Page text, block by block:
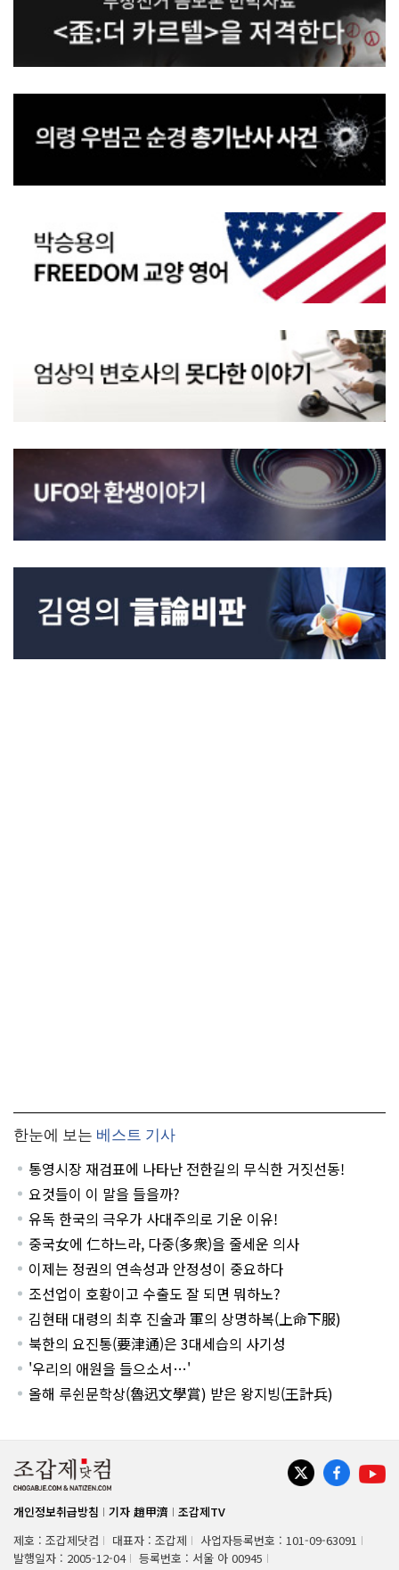
한눈에 보는 베스트 기사
통영시장 재검표에 나타난 전한길의 무식한 거짓선동!
요것들이 이 말을 들을까?
유독 한국의 극우가 사대주의로 기운 이유!
중국女에 仁하느라, 다중(多衆)을 줄세운 의사
이제는 정권의 연속성과 안정성이 중요하다
조선업이 호황이고 수출도 잘 되면 뭐하노?
김현태 대령의 최후 진술과 軍의 상명하복(上命下服)
북한의 요진통(要津通)은 3대세습의 사기성
'우리의 애원을 들으소서…'
올해 루쉰문학상(魯迅文學賞) 받은 왕지빙(王計兵)
개인정보취급방침 기자 趙甲濟
조갑제TV
제호 : 조갑제닷컴
대표자 : 조갑제
사업자등록번호 : 101-09-63091
발행일자 : 2005-12-04
등록번호 : 서울 아 00945